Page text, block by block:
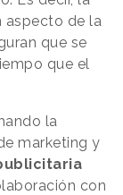
aspecto de la
que se
que el
la
marketing y
con